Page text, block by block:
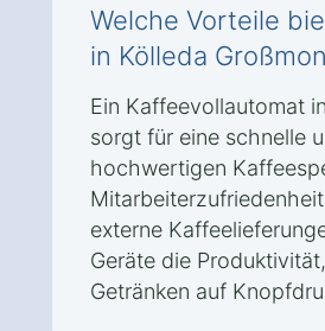
Welche Vorteile
in Kölleda
Ein Kaffeevollautomat
sorgt für eine schnelle
hochwertigen
externe
Geräte die
Getränken auf